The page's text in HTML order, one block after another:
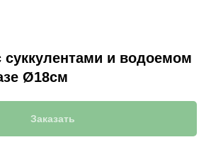
и водоемом
Ø18см
Заказать